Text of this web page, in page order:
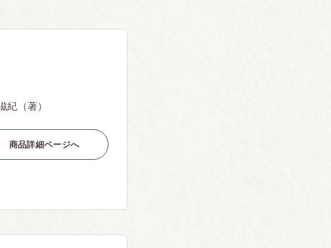
紀（著）
商品詳細ページへ